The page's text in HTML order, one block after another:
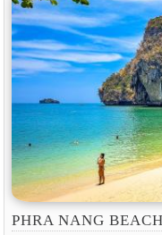
PHRA NANG BEACH